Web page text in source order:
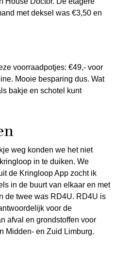
met deksel was €3,50 en
voorraadpotjes: €49,- voor
Mooie besparing dus. Wat
bakje en schotel kunt
weg konden we het niet
in te duiken. We
de Kringloop App zocht ik
in de buurt van elkaar en met
de twee was RD4U. RD4U is
voor de
afval en grondstoffen voor
Midden- en Zuid Limburg.